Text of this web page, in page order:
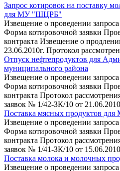
Запрос котировок на поставку
для МУ "ШЦРБ"
Извещение о проведении
Форма котировочной заявки
контракта Извещение о
23.06.2010г. Протокол
Отпуск нефтепродуктов для
муниципального района
Извещение о проведении
Форма котировочной заявки
контракта Протокол
заявок № 1/42-ЗК/10 от
Поставка мясных продуктов
Извещение о проведении
Форма котировочной заявки
контракта Протокол
заявок № 1/41-ЗК/10 от
Поставка молока и молочных
Извещение о проведении